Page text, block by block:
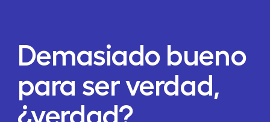
Demasiado bueno
para ser verdad,
¿verdad?